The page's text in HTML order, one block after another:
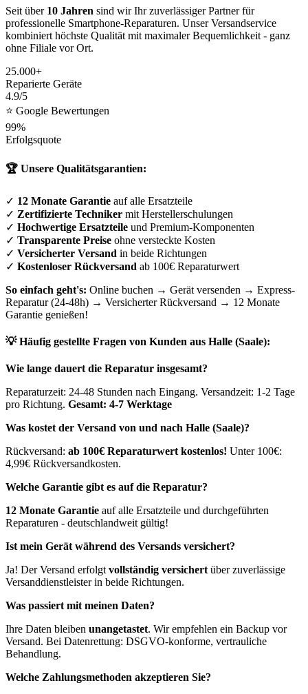
Seit über 10 Jahren sind wir Ihr zuverlässiger Partner für
professionelle Smartphone-Reparaturen. Unser Versandservice
kombiniert höchste Qualität mit maximaler Bequemlichkeit - ganz
ohne Filiale vor Ort.
25.000+
Reparierte Geräte
4.9/5
⭐ Google Bewertungen
99%
Erfolgsquote
🏆 Unsere Qualitätsgarantien:
✓ 12 Monate Garantie auf alle Ersatzteile
✓ Zertifizierte Techniker mit Herstellerschulungen
✓ Hochwertige Ersatzteile und Premium-Komponenten
✓ Transparente Preise ohne versteckte Kosten
✓ Versicherter Versand in beide Richtungen
✓ Kostenloser Rückversand ab 100€ Reparaturwert
So einfach geht's: Online buchen → Gerät versenden → Express-
Reparatur (24-48h) → Versicherter Rückversand → 12 Monate
Garantie genießen!
💡 Häufig gestellte Fragen von Kunden aus Halle (Saale):
Wie lange dauert die Reparatur insgesamt?
Reparaturzeit: 24-48 Stunden nach Eingang. Versandzeit: 1-2 Tage
pro Richtung. Gesamt: 4-7 Werktage
Was kostet der Versand von und nach Halle (Saale)?
Rückversand: ab 100€ Reparaturwert kostenlos! Unter 100€:
4,99€ Rückversandkosten.
Welche Garantie gibt es auf die Reparatur?
12 Monate Garantie auf alle Ersatzteile und durchgeführten
Reparaturen - deutschlandweit gültig!
Ist mein Gerät während des Versands versichert?
Ja! Der Versand erfolgt vollständig versichert über zuverlässige
Versanddienstleister in beide Richtungen.
Was passiert mit meinen Daten?
Ihre Daten bleiben unangetastet. Wir empfehlen ein Backup vor
Versand. Bei Datenrettung: DSGVO-konforme, vertrauliche
Behandlung.
Welche Zahlungsmethoden akzeptieren Sie?